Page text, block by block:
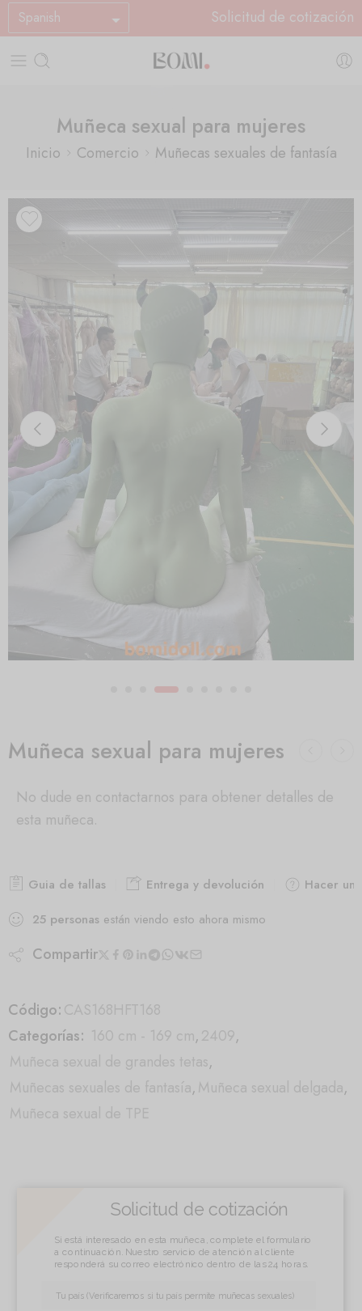
Spanish Solicitud de cotización
Muñeca sexual para mujeres
Inicio Comercio Muñecas sexuales de fantasía
Muñeca sexual para mujeres
No dude en contactarnos para obtener detalles de
esta muñeca.
Guia de tallas Entrega y devolución
Hacer
25 personas están viendo esto ahora mismo
Compartir
Código:CAS168HFT168
Categorías: 160 cm - 169 cm,2409,
Muñeca sexual de grandes tetas,
Muñecas sexuales de fantasía,Muñeca sexual delgada,
Muñeca sexual de TPE
Solicitud de cotización
Si está interesado en esta muñeca, complete el formulario
a continuación. Nuestro servicio de atención al cliente
responderá su correo electrónico dentro de las 24 horas.